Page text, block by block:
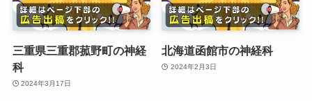
三重県三重郡菰野町の神経
科
2024年3月17日
北海道函館市の神経科
2024年2月3日